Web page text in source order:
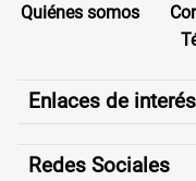
Quiénes somos
Enlaces de interés
Redes Sociales